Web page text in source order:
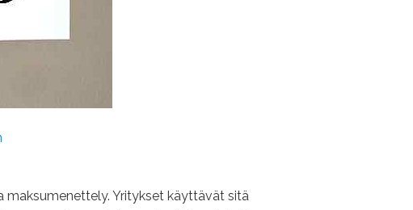
maksumenettely. Yritykset käyttävät sitä